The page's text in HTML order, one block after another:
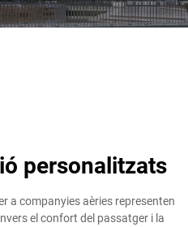
personalitzats
a companyies aèries representen
el confort del passatger i la